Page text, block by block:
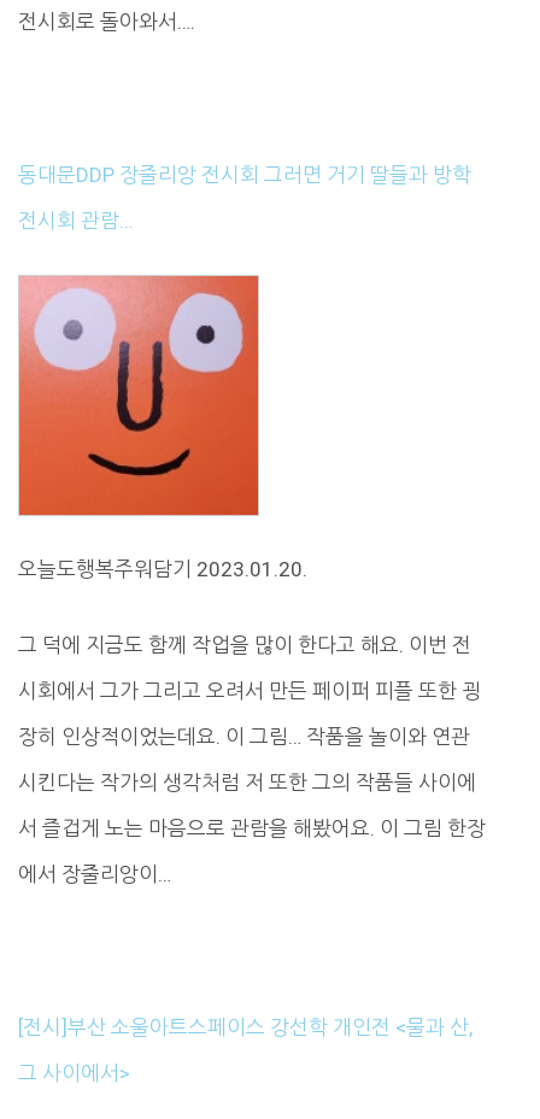
전시회로 돌아와서….
동대문DDP 장줄리앙 전시회 그러면 거기 딸들과 방학
전시회 관람…
오늘도행복주워담기 2023.01.20.
그 덕에 지금도 함께 작업을 많이 한다고 해요. 이번 전
시회에서 그가 그리고 오려서 만든 페이퍼 피플 또한 굉
장히 인상적이었는데요. 이 그림… 작품을 놀이와 연관
시킨다는 작가의 생각처럼 저 또한 그의 작품들 사이에
서 즐겁게 노는 마음으로 관람을 해봤어요. 이 그림 한장
에서 장줄리앙이…
[전시]부산 소울아트스페이스 강선학 개인전 <물과 산,
그 사이에서>